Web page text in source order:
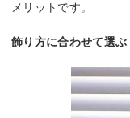
メリットです。
飾り方に合わせて選ぶ